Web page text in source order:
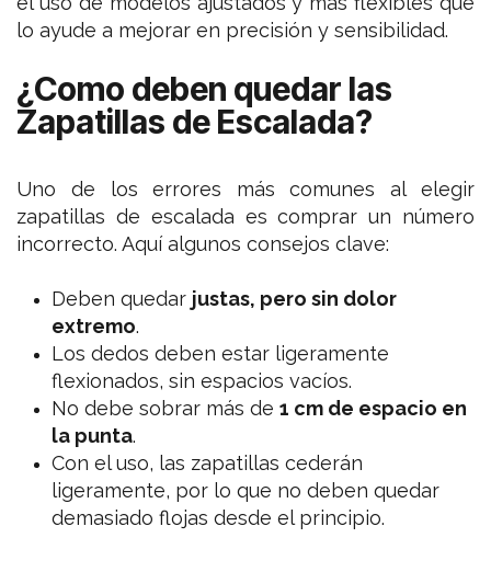
lo ayude a mejorar en precisión y sensibilidad.
¿Como deben quedar las
Zapatillas de Escalada?
Uno de los errores más comunes al elegir
zapatillas de escalada es comprar un número
incorrecto. Aquí algunos consejos clave:
Deben quedar justas, pero sin dolor
extremo.
Los dedos deben estar ligeramente
flexionados, sin espacios vacíos.
No debe sobrar más de1 cm de espacio en
la punta.
Con el uso, las zapatillas cederán
ligeramente, por lo que no deben quedar
demasiado flojas desde el principio.